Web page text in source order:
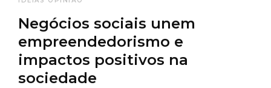
Negócios sociais unem
empreendedorismo e
impactos positivos na
sociedade